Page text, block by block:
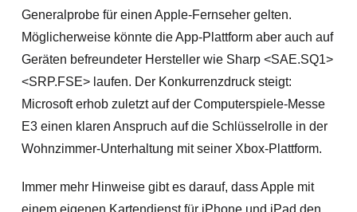
Generalprobe für einen Apple-Fernseher gelten.
Möglicherweise könnte die App-Plattform aber auch auf
Geräten befreundeter Hersteller wie Sharp <SAE.SQ1>
<SRP.FSE> laufen. Der Konkurrenzdruck steigt:
Microsoft erhob zuletzt auf der Computerspiele-Messe
E3 einen klaren Anspruch auf die Schlüsselrolle in der
Wohnzimmer-Unterhaltung mit seiner Xbox-Plattform.
Immer mehr Hinweise gibt es darauf, dass Apple mit
einem eigenen Kartendienst für iPhone und iPad den